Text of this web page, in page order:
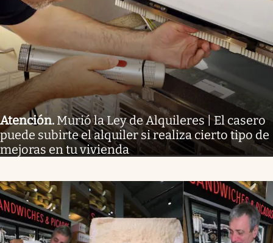
Atención. Murió la Ley de Alquileres | El casero
puede subirte el alquiler si realiza cierto tipo de
mejoras en tu vivienda